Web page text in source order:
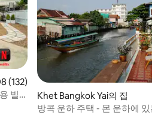
점(5점 만점), 후기 132개
(132)
빌
Khet Bangkok Yai의 집
방콕 운하 주택 - 몬 운하에